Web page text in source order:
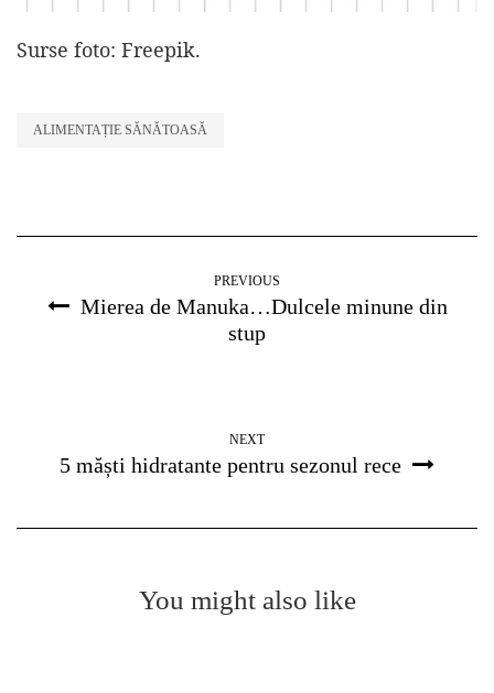
Surse foto: Freepik.
ALIMENTAȚIE SĂNĂTOASĂ
PREVIOUS
Mierea de Manuka…Dulcele minune din
stup
NEXT
5 măști hidratante pentru sezonul rece
You might also like